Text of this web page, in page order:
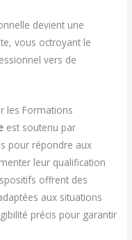
devient une
vous octroyant le
vers de
les Formations
est soutenu par
pour répondre aux
leur qualification
offrent des
aux situations
précis pour garantir